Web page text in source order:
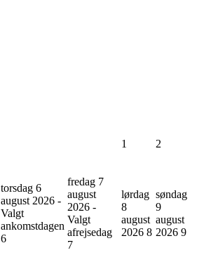
1 2
torsdag 6
august 2026 -
Valgt
ankomstdagen
6
fredag 7
august
2026 -
Valgt
afrejsedag
7
lørdag
8
august
2026 8
søndag
9
august
2026 9